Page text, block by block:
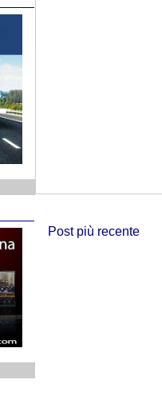
Post più recente